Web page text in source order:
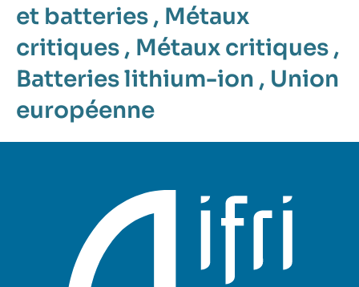
et batteries , Métaux
critiques , Métaux critiques ,
Batteries lithium-ion , Union
européenne